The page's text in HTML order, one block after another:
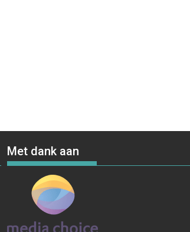
Met dank aan